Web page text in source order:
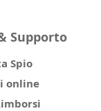
Supporto
Spio
online